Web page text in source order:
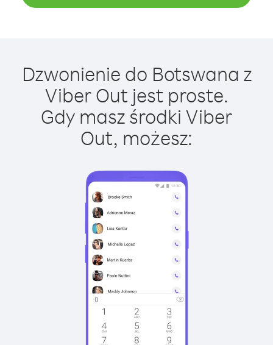
Dzwonienie do Botswana z
Viber Out jest proste.
Gdy masz środki Viber
Out, możesz: